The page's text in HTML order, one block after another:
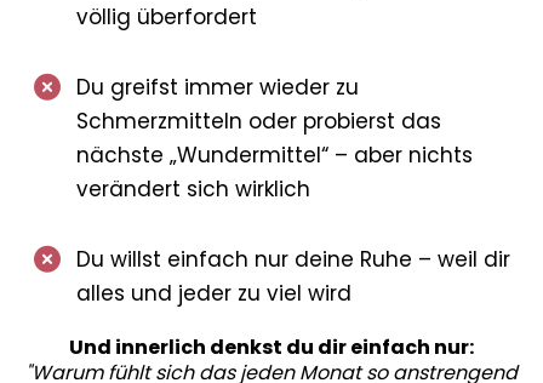
völlig überfordert
Du greifst immer wieder zu
Schmerzmitteln oder probierst das
nächste „Wundermittel“ – aber nichts
verändert sich wirklich
Du willst einfach nur deine Ruhe – weil dir
alles und jeder zu viel wird
Und innerlich denkst du dir einfach nur:
"Warum fühlt sich das jeden Monat so anstrengend